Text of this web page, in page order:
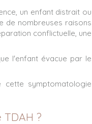
un enfant distrait ou
de nombreuses raisons
conflictuelle, une
l'enfant évacue par le
symptomatologie
?